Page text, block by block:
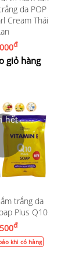
da POP
Cream Thái
đ
giỏ hàng
trắng da
Plus Q10
đ
khi có hàng